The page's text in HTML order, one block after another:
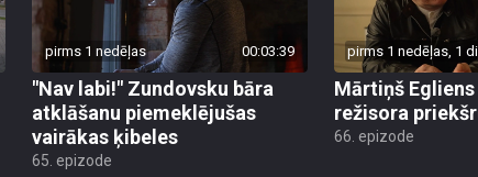
pirms 1 nedēļas 00:03:39
"Nav labi!" Zundovsku bāra
atklāšanu piemeklējušas
vairākas ķibeles
65. epizode
pirms 1 nedēļas, 1
Mārtiņš
režisora
66. epizode